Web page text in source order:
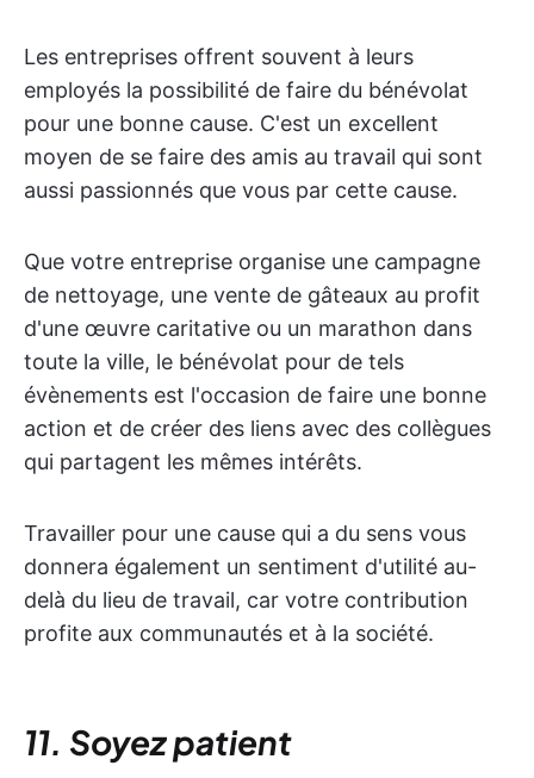
Les entreprises offrent souvent à leurs
employés la possibilité de faire du bénévolat
pour une bonne cause. C'est un excellent
moyen de se faire des amis au travail qui sont
aussi passionnés que vous par cette cause.
Que votre entreprise organise une campagne
de nettoyage, une vente de gâteaux au profit
d'une œuvre caritative ou un marathon dans
toute la ville, le bénévolat pour de tels
évènements est l'occasion de faire une bonne
action et de créer des liens avec des collègues
qui partagent les mêmes intérêts.
Travailler pour une cause qui a du sens vous
donnera également un sentiment d'utilité au-
delà du lieu de travail, car votre contribution
profite aux communautés et à la société.
11. Soyez patient